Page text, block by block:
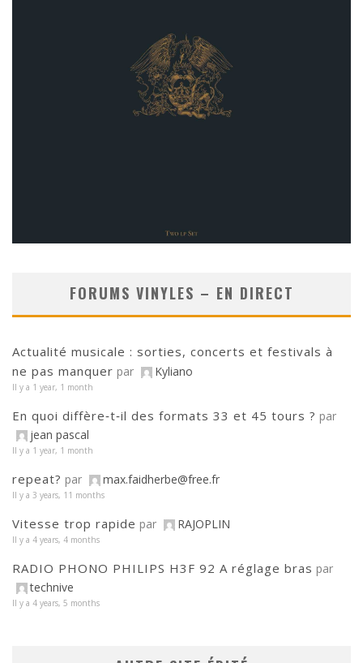
FORUMS VINYLES – EN DIRECT
Actualité musicale : sorties, concerts et festivals à
ne pas manquer par Kyliano
Il y a 1 year, 1 month
En quoi diffère‑t‑il des formats 33 et 45 tours ? par
jean pascal
Il y a 1 year, 1 month
repeat? par max.faidherbe@free.fr
Il y a 3 years, 11 months
Vitesse trop rapide par RAJOPLIN
Il y a 4 years, 4 months
RADIO PHONO PHILIPS H3F 92 A réglage bras par
technive
Il y a 4 years, 5 months